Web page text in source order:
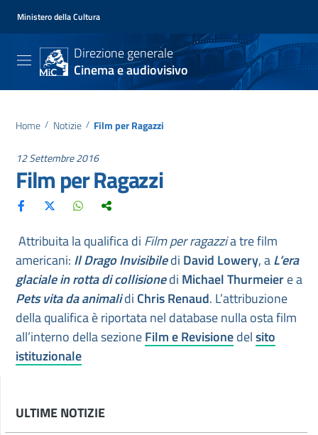
Ministero della Cultura
Direzione generale
Cinema e audiovisivo
Home / Notizie / Film per Ragazzi
12 Settembre 2016
Film per Ragazzi
Attribuita la qualifica di Film per ragazzia tre film
americani: Il Drago Invisibiledi David Lowery, aL’era
glaciale in rotta di collisionedi Michael Thurmeiere a
Pets vita da animalidi Chris Renaud. L’attribuzione
della qualifica è riportata nel database nulla osta film
all’interno della sezioneFilm e Revisionedelsito
istituzionale
ULTIME NOTIZIE